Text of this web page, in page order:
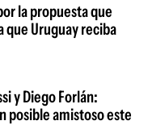
la propuesta que
que Uruguay reciba
y Diego Forlán:
posible amistoso este